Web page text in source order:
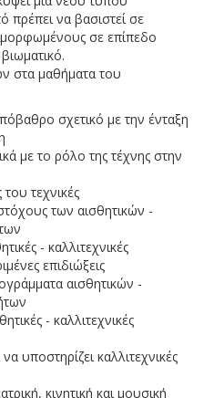
πρέπει να βασιστεί σε
σε επίπεδο
στα μαθήματα του
σχετικό με την ένταξη
με το ρόλο της τέχνης στην
του τεχνικές
των αισθητικών -
- καλλιτεχνικές
επιδιώξεις
αισθητικών -
- καλλιτεχνικές
υποστηρίζει καλλιτεχνικές
κινητική και μουσική